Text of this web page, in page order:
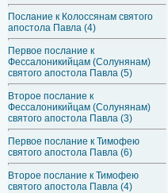
Послание к Колоссянам святого
апостола Павла (4)
Первое послание к
Фессалоникийцам (Солунянам)
святого апостола Павла (5)
Второе послание к
Фессалоникийцам (Солунянам)
святого апостола Павла (3)
Первое послание к Тимофею
святого апостола Павла (6)
Второе послание к Тимофею
святого апостола Павла (4)